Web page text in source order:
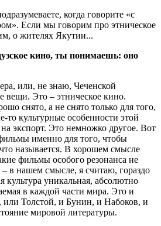
когда говорите «с
Если мы говорим про этническое
о жителях Якутии...
кино, ты понимаешь: оно
или, не знаю, Чеченской
вещи. Это – этническое кино.
снято, а не снято только для того,
то культурные особенности этой
экспорт. Это немножко другое. Вот
именно для того, чтобы
называется. В хорошем смысле
фильмы особого резонанса не
в нашем смысле, я считаю, гораздо
культура уникальная, абсолютно
в каждой части мира. Это и
или Толстой, и Бунин, и Набоков, и
мировой литературы.